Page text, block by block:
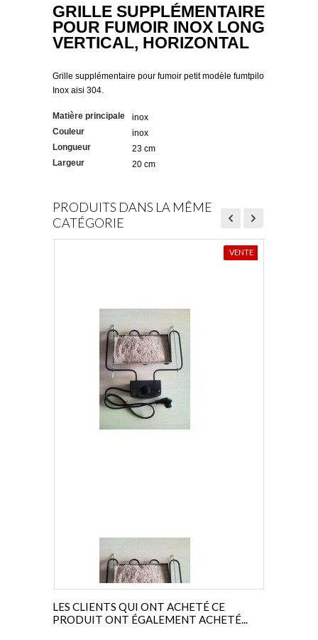
GRILLE SUPPLÉMENTAIRE
POUR FUMOIR INOX LONG
VERTICAL, HORIZONTAL
Grille supplémentaire pour fumoir petit modèle fumtpilo
Inox aisi 304.
Matière principale
inox
Couleur
inox
Longueur
23 cm
Largeur
20 cm
PRODUITS DANS LA MÊME
CATÉGORIE
VENTE
LES CLIENTS QUI ONT ACHETÉ CE
PRODUIT ONT ÉGALEMENT ACHETÉ...